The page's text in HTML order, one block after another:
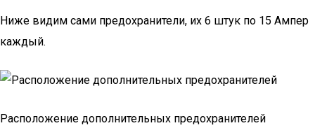
Ниже видим сами предохранители, их 6 штук по 15 Ампер
каждый.
Расположение дополнительных предохранителей